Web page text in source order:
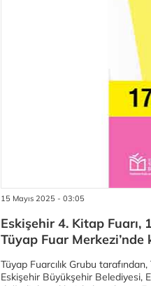
15 Mayıs 2025 - 03:05
Eskişehir 4. Kitap Fuarı,
Tüyap Fuar Merkezi’nde
Tüyap Fuarcılık Grubu
Eskişehir Büyükşehir Belediyesi,